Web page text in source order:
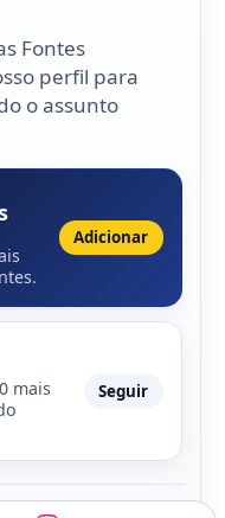
Fontes
perfil para
o assunto
Adicionar
mais
Seguir